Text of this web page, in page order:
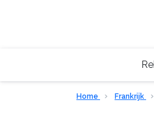
Home Frankrijk